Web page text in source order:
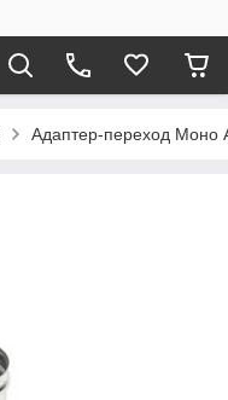
Адаптер-переход